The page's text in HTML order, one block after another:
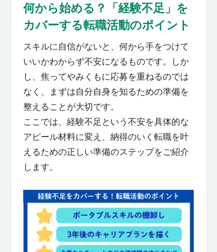
何から始める？「経験不足」を
カバーする転職活動のポイント
スキルに自信がないと、何から手をつけて
いいかわからず不安になるものです。しか
し、焦ってやみくもに応募を重ねるのでは
なく、まずは自分自身を知るための準備を
整えることが大切です。
ここでは、経験不足という不安を具体的な
アピール材料に変え、納得のいく転職を叶
えるための正しい準備のステップをご紹介
します。